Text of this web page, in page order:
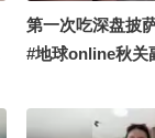
第一次吃深盘披
#地球online秋关